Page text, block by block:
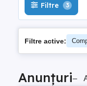
Filtre 3
Filtre active:
Anunțuri–